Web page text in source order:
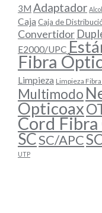
3M Adaptador
Caja Caja de
Convertidor
E2000/UPC
Fibra
Limpieza Limpieza
Multimodo
Opticoax
Cord
SCSC/APC
UTP